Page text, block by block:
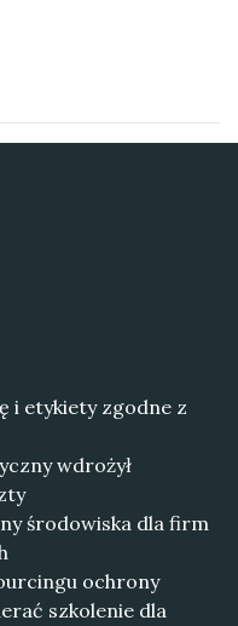
i etykiety zgodne z
wdrożył
środowiska dla firm
ochrony
szkolenie dla